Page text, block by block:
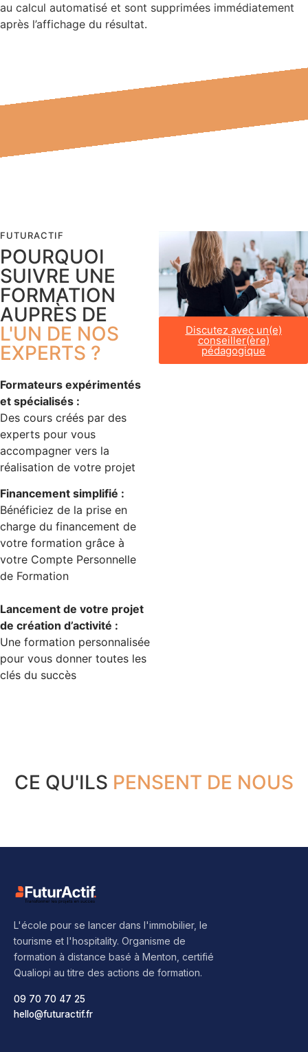
au calcul automatisé et sont supprimées immédiatement
après l’affichage du résultat.
FUTURACTIF
POURQUOI
SUIVRE UNE
FORMATION
AUPRÈS DE
L'UN DE NOS
EXPERTS ?
Formateurs expérimentés
et spécialisés :
Des cours créés par des
experts pour vous
accompagner vers la
réalisation de votre projet
Financement simplifié :
Bénéficiez de la prise en
charge du financement de
votre formation grâce à
votre Compte Personnelle
de Formation
Lancement de votre projet
de création d’activité :
Une formation personnalisée
pour vous donner toutes les
clés du succès
Discutez avec un(e)
conseiller(ère)
pédagogique
CE QU'ILS PENSENT DE NOUS
L'école pour se lancer dans l'immobilier, le
tourisme et l'hospitality. Organisme de
formation à distance basé à Menton, certifié
Qualiopi au titre des actions de formation.
09 70 70 47 25
hello@futuractif.fr